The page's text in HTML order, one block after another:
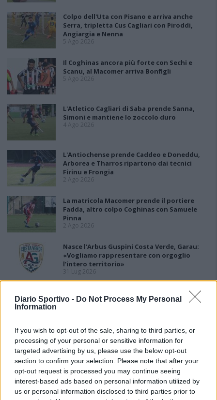
Diario Sportivo - Do Not Process My Personal
Information
If you wish to opt-out of the sale, sharing to third parties, or
processing of your personal or sensitive information for
targeted advertising by us, please use the below opt-out
section to confirm your selection. Please note that after your
opt-out request is processed you may continue seeing
interest-based ads based on personal information utilized by
us or personal information disclosed to third parties prior to
Colpo dell'Uta con Pisano e arriva anche
Serra, tripletta Cus Cagliari con Piroddi,
Angiargia e Nenna
5 Ago 2026
Il Coghinas ancora più forte con Sechi e
Scanu, al Macomer arriva Bonfigli
5 Ago 2026
L'Atletico Cagliari di Saba prende Sanna,
Simoni e mantiene lo zoccolo duro
4 Ago 2026
L'Antiochense prende Caddeo e Doneddu,
Arborea e Tharros ripartono dai tecnici
Firinu e Frongia
2 Ago 2026
La matricola Macomer prende il portiere
Fadda, altro colpo Coghinas con Samuele
Pinna
2 Ago 2026
Nasce l'Arbus Guspini Costa Verde, Garau:
«Vogliamo rappresentare con orgoglio
l’intero territorio»
31 Lug 2026
Il Sant'Elena si riprende il difensore Mancusi
28 Lug 2026